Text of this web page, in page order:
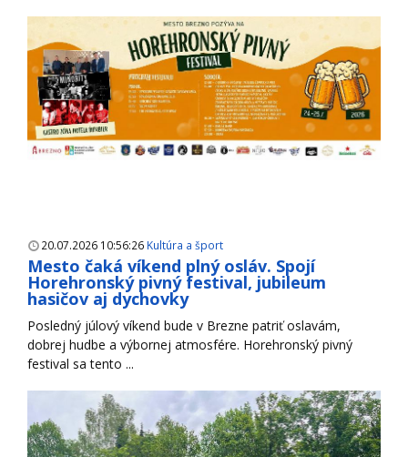
20.07.2026 10:56:26 Kultúra a šport
Mesto čaká víkend plný osláv. Spojí
Horehronský pivný festival, jubileum
hasičov aj dychovky
Posledný júlový víkend bude v Brezne patriť oslavám,
dobrej hudbe a výbornej atmosfére. Horehronský pivný
festival sa tento ...